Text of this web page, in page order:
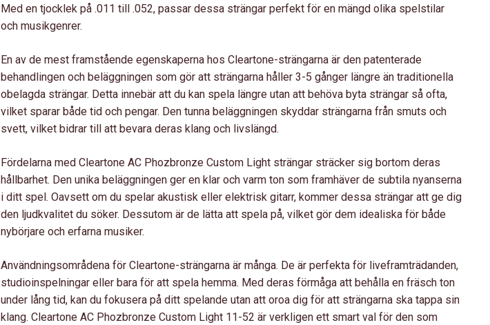
MÄNGD
Med en tjocklek på .011 till .052, passar dessa strängar perfekt för en mängd olika spelstilar
och musikgenrer.
En av de mest framstående egenskaperna hos Cleartone-strängarna är den patenterade
behandlingen och beläggningen som gör att strängarna håller 3-5 gånger längre än traditionella
obelagda strängar. Detta innebär att du kan spela längre utan att behöva byta strängar så ofta,
vilket sparar både tid och pengar. Den tunna beläggningen skyddar strängarna från smuts och
svett, vilket bidrar till att bevara deras klang och livslängd.
Fördelarna med Cleartone AC Phozbronze Custom Light strängar sträcker sig bortom deras
hållbarhet. Den unika beläggningen ger en klar och varm ton som framhäver de subtila nyanserna
i ditt spel. Oavsett om du spelar akustisk eller elektrisk gitarr, kommer dessa strängar att ge dig
den ljudkvalitet du söker. Dessutom är de lätta att spela på, vilket gör dem idealiska för både
nybörjare och erfarna musiker.
Användningsområdena för Cleartone-strängarna är många. De är perfekta för liveframträdanden,
studioinspelningar eller bara för att spela hemma. Med deras förmåga att behålla en fräsch ton
under lång tid, kan du fokusera på ditt spelande utan att oroa dig för att strängarna ska tappa sin
klang. Cleartone AC Phozbronze Custom Light 11-52 är verkligen ett smart val för den som